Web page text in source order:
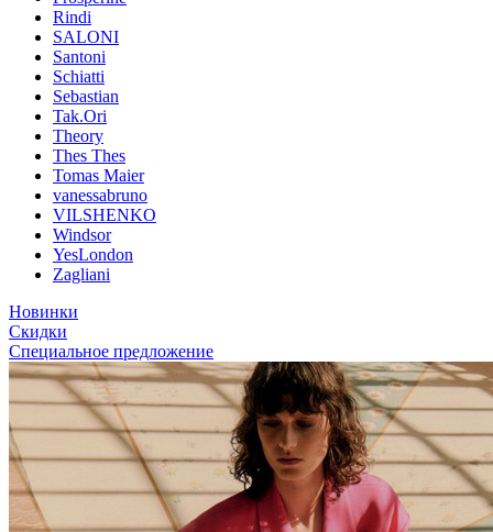
Rindi
SALONI
Santoni
Schiatti
Sebastian
Tak.Ori
Theory
Thes Thes
Tomas Maier
vanessabruno
VILSHENKO
Windsor
YesLondon
Zagliani
Новинки
Скидки
Специальное предложение